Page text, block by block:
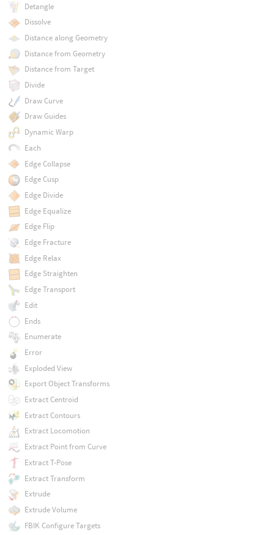
Detangle
Dissolve
Distance along Geometry
Distance from Geometry
Distance from Target
Divide
Draw Curve
Draw Guides
Dynamic Warp
Each
Edge Collapse
Edge Cusp
Edge Divide
Edge Equalize
Edge Flip
Edge Fracture
Edge Relax
Edge Straighten
Edge Transport
Edit
Ends
Enumerate
Error
Exploded View
Export Object Transforms
Extract Centroid
Extract Contours
Extract Locomotion
Extract Point from Curve
Extract T-Pose
Extract Transform
Extrude
Extrude Volume
FBIK Configure Targets